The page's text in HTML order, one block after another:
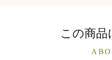
この商品